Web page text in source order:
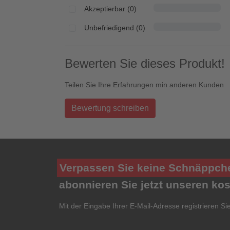
Akzeptierbar (0)
Unbefriedigend (0)
Bewerten Sie dieses Produkt!
Teilen Sie Ihre Erfahrungen min anderen Kunden
Bewertung schreiben
Verpassen Sie keine
abonnieren Sie jetzt unseren
Mit der Eingabe Ihrer E-Mail-Adresse registrieren